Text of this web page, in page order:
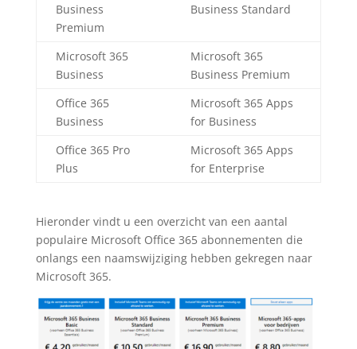
Business
Premium
Business Standard
Microsoft 365
Business
Microsoft 365
Business Premium
Office 365
Business
Microsoft 365 Apps
for Business
Office 365 Pro
Plus
Microsoft 365 Apps
for Enterprise
Hieronder vindt u een overzicht van een aantal
populaire Microsoft Office 365 abonnementen die
onlangs een naamswijziging hebben gekregen naar
Microsoft 365.